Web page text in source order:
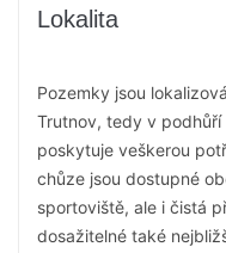
Lokalita
Pozemky jsou
Trutnov, tedy v podhůří
poskytuje veškerou
chůze jsou dostupné
sportoviště, ale i čistá
dosažitelné také